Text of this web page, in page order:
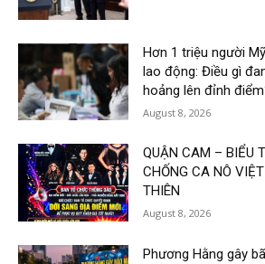
Hơn 1 triệu người
lao động: Điều gì
hoảng lên đỉnh
August 8, 2026
QUẬN CAM – BIỂU
CHỐNG CA NÔ
THIÊN
August 8, 2026
Phương Hằng gây